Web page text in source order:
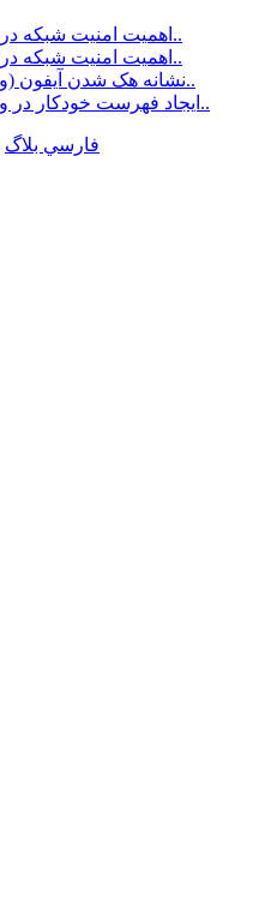
اهمیت امنیت شبکه در واقع هدف امنیت شبکه را..
اهمیت امنیت شبکه در واقع هدف امنیت شبکه را..
6 نشانه هک شدن آیفون (و 5 روش پیشگیری و رفع..
ایجاد فهرست خودکار در ورد (و 7 روش شخصی ساز..
فارسي بلاگ